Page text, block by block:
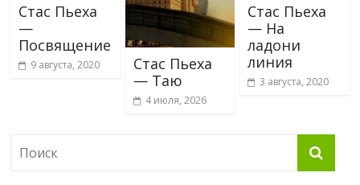
Стас Пьеха
—
Посвящение
9 августа, 2020
Стас Пьеха
— Таю
4 июля, 2026
Стас Пьеха
— На
ладони
линия
3 августа, 2020